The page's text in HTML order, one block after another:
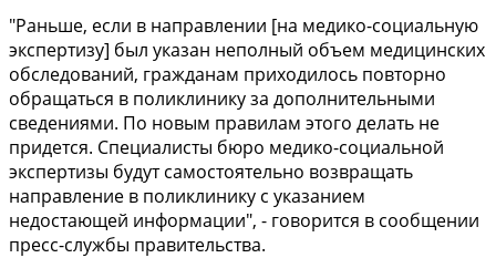
"Раньше, если в направлении [на медико-социальную
экспертизу] был указан неполный объем медицинских
обследований, гражданам приходилось повторно
обращаться в поликлинику за дополнительными
сведениями. По новым правилам этого делать не
придется. Специалисты бюро медико-социальной
экспертизы будут самостоятельно возвращать
направление в поликлинику с указанием
недостающей информации", - говорится в сообщении
пресс-службы правительства.